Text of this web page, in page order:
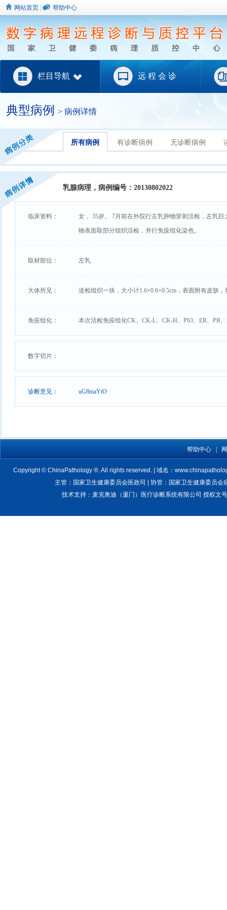
网站首页 帮助中心
栏目导航 远 程 会 诊
典型病例 > 病例详情
所有病例 有诊断病例 无诊断病例
乳腺病理，病例编号：20130802022
临床资料：
女， 35岁。 7月前在外院行左乳肿物穿刺活检，左乳
物表面取部分组织活检，并行免疫组化染色。
取材部位： 左乳
大体所见： 送检组织一块，大小计1.6×0.6×0.5cm，表面附有皮肤
免疫组化： 本次活检免疫组化CK、CK-L、CK-H、P63、ER、PR
数字切片：
诊断意见： uG8maYtO
帮助中心
Copyright © ChinaPathology ®. All rights reserved. | 域名：
主管：国家卫生健康委员会医政司 | 协管：国家卫生健康委员
技术支持：麦克奥迪（厦门）医疗诊断系统有限公司 授